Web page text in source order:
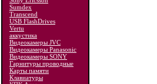
Sumdex
Transcend
USB FlashDrives
Vertu
аккустика
Видеокамеры JVC
Видеокамеры Panasonic
Видеокамеры SONY
Гарнитуры проводные
Карты памяти
Клавиатуры